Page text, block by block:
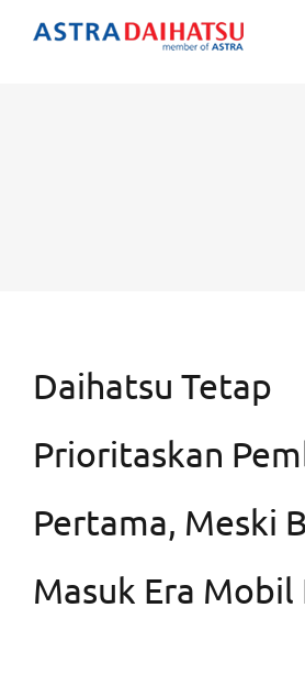
Daihatsu Tetap
Prioritaskan
Pertama, Meski
Masuk Era